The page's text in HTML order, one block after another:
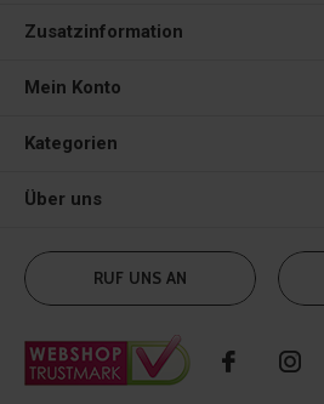
Zusatzinformation
Mein Konto
Kategorien
Über uns
RUF UNS AN